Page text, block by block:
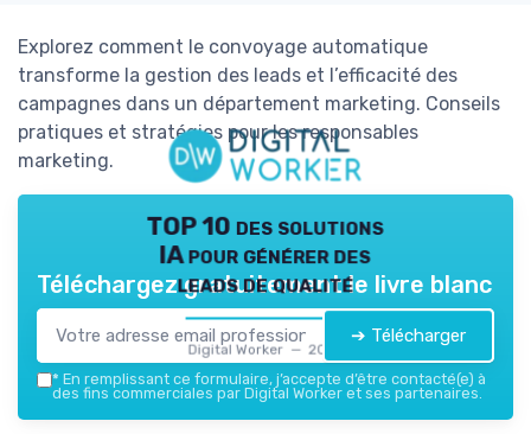
Explorez comment le convoyage automatique
transforme la gestion des leads et l’efficacité des
campagnes dans un département marketing. Conseils
pratiques et stratégies pour les responsables
marketing.
TOP 10 des solutions
IA pour générer des
leads de qualité
Digital Worker — 2026
Téléchargez gratuitement le livre blanc
➔ Télécharger
* En remplissant ce formulaire, j’accepte d’être contacté(e) à
des fins commerciales par Digital Worker et ses partenaires.